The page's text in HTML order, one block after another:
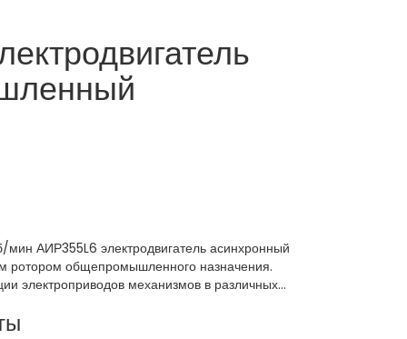
АИР355L6 электродвигатель асинхронный
ротором общепромышленного назначения.
электроприводов механизмов в различных...